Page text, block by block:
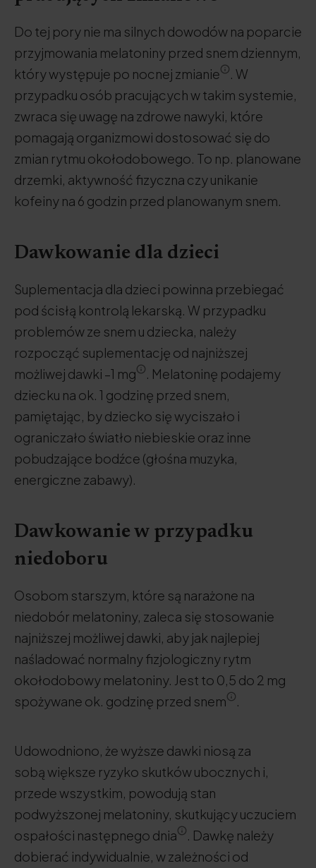
Do tej pory nie ma silnych dowodów na poparcie
przyjmowania melatoniny przed snem dziennym,
który występuje po nocnej zmianie
. W
przypadku osób pracujących w takim systemie,
zwraca się uwagę na zdrowe nawyki, które
pomagają organizmowi dostosować się do
zmian rytmu okołodobowego. To np. planowane
drzemki, aktywność fizyczna czy unikanie
kofeiny na 6 godzin przed planowanym snem.
Dawkowanie dla dzieci
Suplementacja dla dzieci powinna przebiegać
pod ścisłą kontrolą lekarską. W przypadku
problemów ze snem u dziecka, należy
rozpocząć suplementację od najniższej
możliwej dawki –1 mg
. Melatoninę podajemy
dziecku na ok. 1 godzinę przed snem,
pamiętając, by dziecko się wyciszało i
ograniczało światło niebieskie oraz inne
pobudzające bodźce (głośna muzyka,
energiczne zabawy).
Dawkowanie w przypadku
niedoboru
Osobom starszym, które są narażone na
niedobór melatoniny, zaleca się stosowanie
najniższej możliwej dawki, aby jak najlepiej
naśladować normalny fizjologiczny rytm
okołodobowy melatoniny. Jest to 0,5 do 2 mg
spożywane ok. godzinę przed snem
.
Udowodniono, że wyższe dawki niosą za
sobą większe ryzyko skutków ubocznych i,
przede wszystkim, powodują stan
podwyższonej melatoniny, skutkujący uczuciem
ospałości następnego dnia
. Dawkę należy
dobierać indywidualnie, w zależności od